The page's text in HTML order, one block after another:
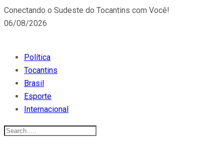
Conectando o Sudeste do Tocantins com Você!
06/08/2026
Política
Tocantins
Brasil
Esporte
Internacional